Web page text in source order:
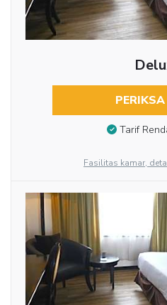
Tarif
Fasilitas kamar,